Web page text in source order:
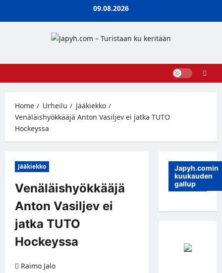
09.08.2026
Home Urheilu
Jääkiekko
Venäläishyökkääjä Anton Vasiljev ei jatka TUTO
Hockeyssa
Jääkiekko
Venäläishyökkääjä
Anton Vasiljev ei
jatka TUTO
Hockeyssa
Raimo Jalo
Japyh.comin
kuukauden
gallup